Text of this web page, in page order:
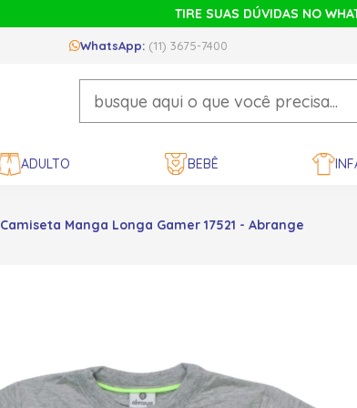
TIRE SUAS DÚVIDAS NO
WhatsApp: (11) 3675-7400
ADULTO BEBÊ
Camiseta Manga Longa Gamer 17521 - Abrange